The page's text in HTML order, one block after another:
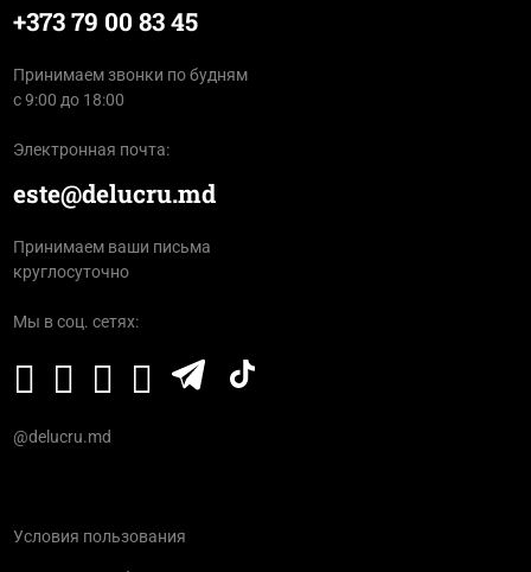
+373 79 00 83 45
Принимаем звонки по будням
с 9:00 до 18:00
Электронная почта:
este@delucru.md
Принимаем ваши письма
круглосуточно
Мы в соц. сетях:
@delucru.md
Условия пользования